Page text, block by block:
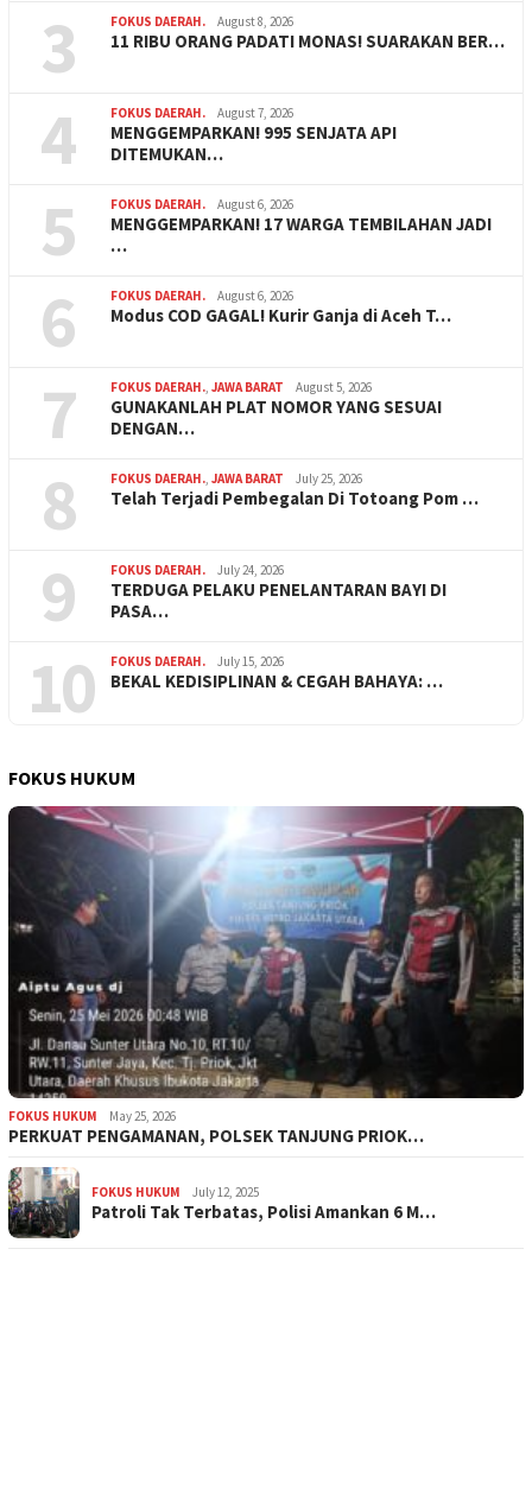
3 FOKUS DAERAH. August 8, 2026
11 RIBU ORANG PADATI MONAS! SUARAKAN BER…
4 FOKUS DAERAH. August 7, 2026
MENGGEMPARKAN! 995 SENJATA API
DITEMUKAN…
5 FOKUS DAERAH. August 6, 2026
MENGGEMPARKAN! 17 WARGA TEMBILAHAN JADI
…
6 FOKUS DAERAH. August 6, 2026
Modus COD GAGAL! Kurir Ganja di Aceh T…
7 FOKUS DAERAH. JAWA BARAT August 5, 2026
GUNAKANLAH PLAT NOMOR YANG SESUAI
DENGAN…
8 FOKUS DAERAH. JAWA BARAT July 25, 2026
Telah Terjadi Pembegalan Di Totoang Pom …
9 FOKUS DAERAH. July 24, 2026
TERDUGA PELAKU PENELANTARAN BAYI DI
PASA…
10 FOKUS DAERAH. July 15, 2026
BEKAL KEDISIPLINAN & CEGAH BAHAYA: …
FOKUS HUKUM
FOKUS HUKUM May 25, 2026
PERKUAT PENGAMANAN, POLSEK TANJUNG PRIOK…
FOKUS HUKUM July 12, 2025
Patroli Tak Terbatas, Polisi Amankan 6 M…